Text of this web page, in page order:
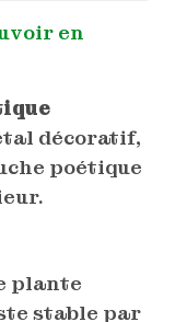
en
décoratif,
poétique
plante
stable par